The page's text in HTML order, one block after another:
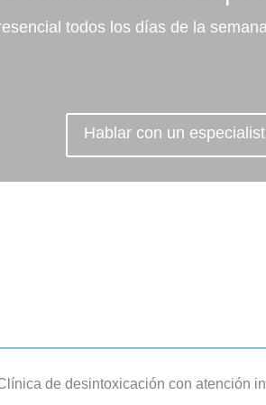
todos los días de la
Hablar con un
de desintoxicación con atención